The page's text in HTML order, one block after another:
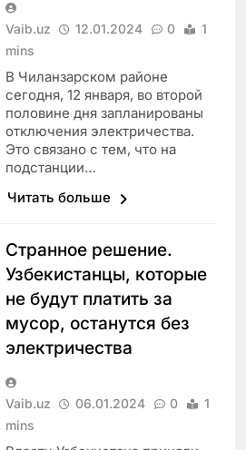
Vaib.uz 12.01.2024 0
1
mins
В Чиланзарском районе
сегодня, 12 января, во второй
половине дня запланированы
отключения электричества.
Это связано с тем, что на
подстанции…
Читать больше
Странное решение.
Узбекистанцы, которые
не будут платить за
мусор, останутся без
электричества
Vaib.uz 06.01.2024 0
1
mins